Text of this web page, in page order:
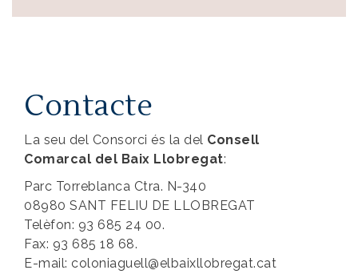
Contacte
La seu del Consorci és la del Consell
Comarcal del Baix Llobregat:
Parc Torreblanca Ctra. N-340
08980 SANT FELIU DE LLOBREGAT
Telèfon: 93 685 24 00.
Fax: 93 685 18 68.
E-mail: coloniaguell@elbaixllobregat.cat